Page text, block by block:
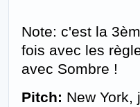
Note: c'est la
fois avec les
avec Sombre !
Pitch: New York,